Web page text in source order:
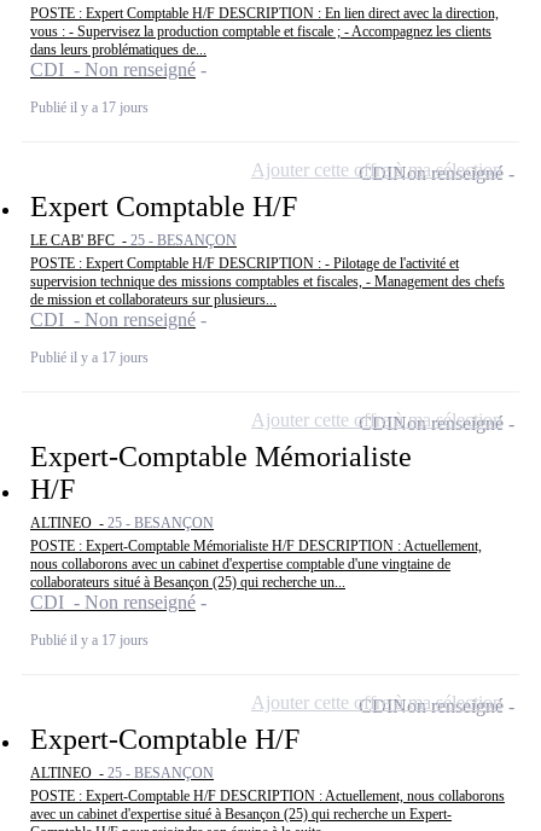
POSTE : Expert Comptable H/F DESCRIPTION : En lien direct avec la direction,
vous : - Supervisez la production comptable et fiscale ; - Accompagnez les clients
dans leurs problématiques de...
CDI - Non renseigné
Publié il y a 17 jours
Expert Comptable H/F
LE CAB' BFC - 25 - BESANÇON
POSTE : Expert Comptable H/F DESCRIPTION : - Pilotage de l'activité et
supervision technique des missions comptables et fiscales, - Management des chefs
de mission et collaborateurs sur plusieurs...
CDI - Non renseigné
Publié il y a 17 jours
CDINon renseigné
Ajouter cette offre à ma sélection
Expert-Comptable Mémorialiste
H/F
ALTINEO - 25 - BESANÇON
POSTE : Expert-Comptable Mémorialiste H/F DESCRIPTION : Actuellement,
nous collaborons avec un cabinet d'expertise comptable d'une vingtaine de
collaborateurs situé à Besançon (25) qui recherche un...
CDI - Non renseigné
Publié il y a 17 jours
CDINon renseigné
Ajouter cette offre à ma sélection
Expert-Comptable H/F
ALTINEO - 25 - BESANÇON
POSTE : Expert-Comptable H/F DESCRIPTION : Actuellement, nous collaborons
avec un cabinet d'expertise situé à Besançon (25) qui recherche un Expert-
CDINon renseigné
Ajouter cette offre à ma sélection